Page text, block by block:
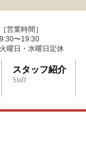
［営業時間］
9:30〜19:30
火曜日・水曜日定休
スタッフ紹介
Staff